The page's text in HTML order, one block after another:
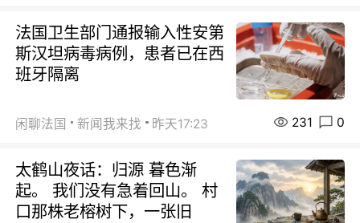
法国卫生部门通报输入性安第
斯汉坦病毒病例，患者已在西
班牙隔离
闲聊法国 新闻我来找 昨天17:23 231 0
太鹤山夜话：归源 暮色渐
起。 我们没有急着回山。 村
口那株老榕树下，一张旧